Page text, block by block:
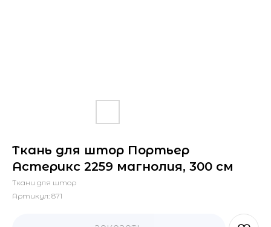
Ткань для штор Портьер
Астерикс 2259 магнолия, 300 см
Ткани для штор
Артикул: 871